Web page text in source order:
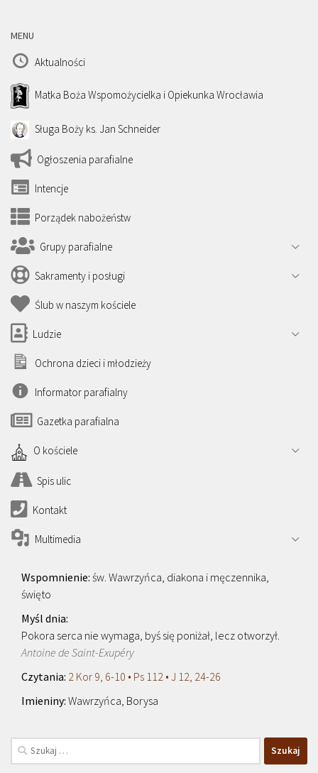
MENU
Aktualności
Matka Boża Wspomożycielka i Opiekunka Wrocławia
Sługa Boży ks. Jan Schneider
Ogłoszenia parafialne
Intencje
Porządek nabożeństw
Grupy parafialne
Sakramenty i posługi
Ślub w naszym kościele
Ludzie
Ochrona dzieci i młodzieży
Informator parafialny
Gazetka parafialna
O kościele
Spis ulic
Kontakt
Multimedia
św. Wawrzyńca, diakona i męczennika,
święto
Pokora serca nie wymaga, byś się poniżał, lecz otworzył.
Antoine de Saint-Exupéry
2 Kor 9, 6-10 • Ps 112 • J 12, 24-26
Wawrzyńca, Borysa
Szukaj: